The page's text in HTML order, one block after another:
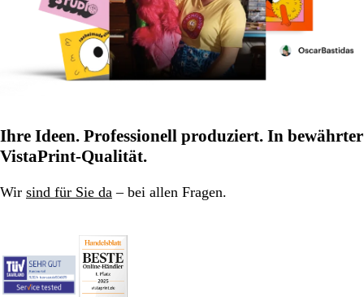
Ihre Ideen. Professionell produziert. In bewährter
VistaPrint-Qualität.
Wir sind für Sie da – bei allen Fragen.